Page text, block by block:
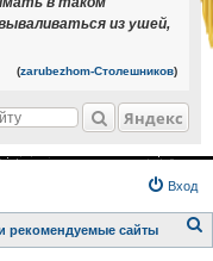
из ушей,
(zarubezhom-Столешников)
Яндекс
Вход
рекомендуемые сайты